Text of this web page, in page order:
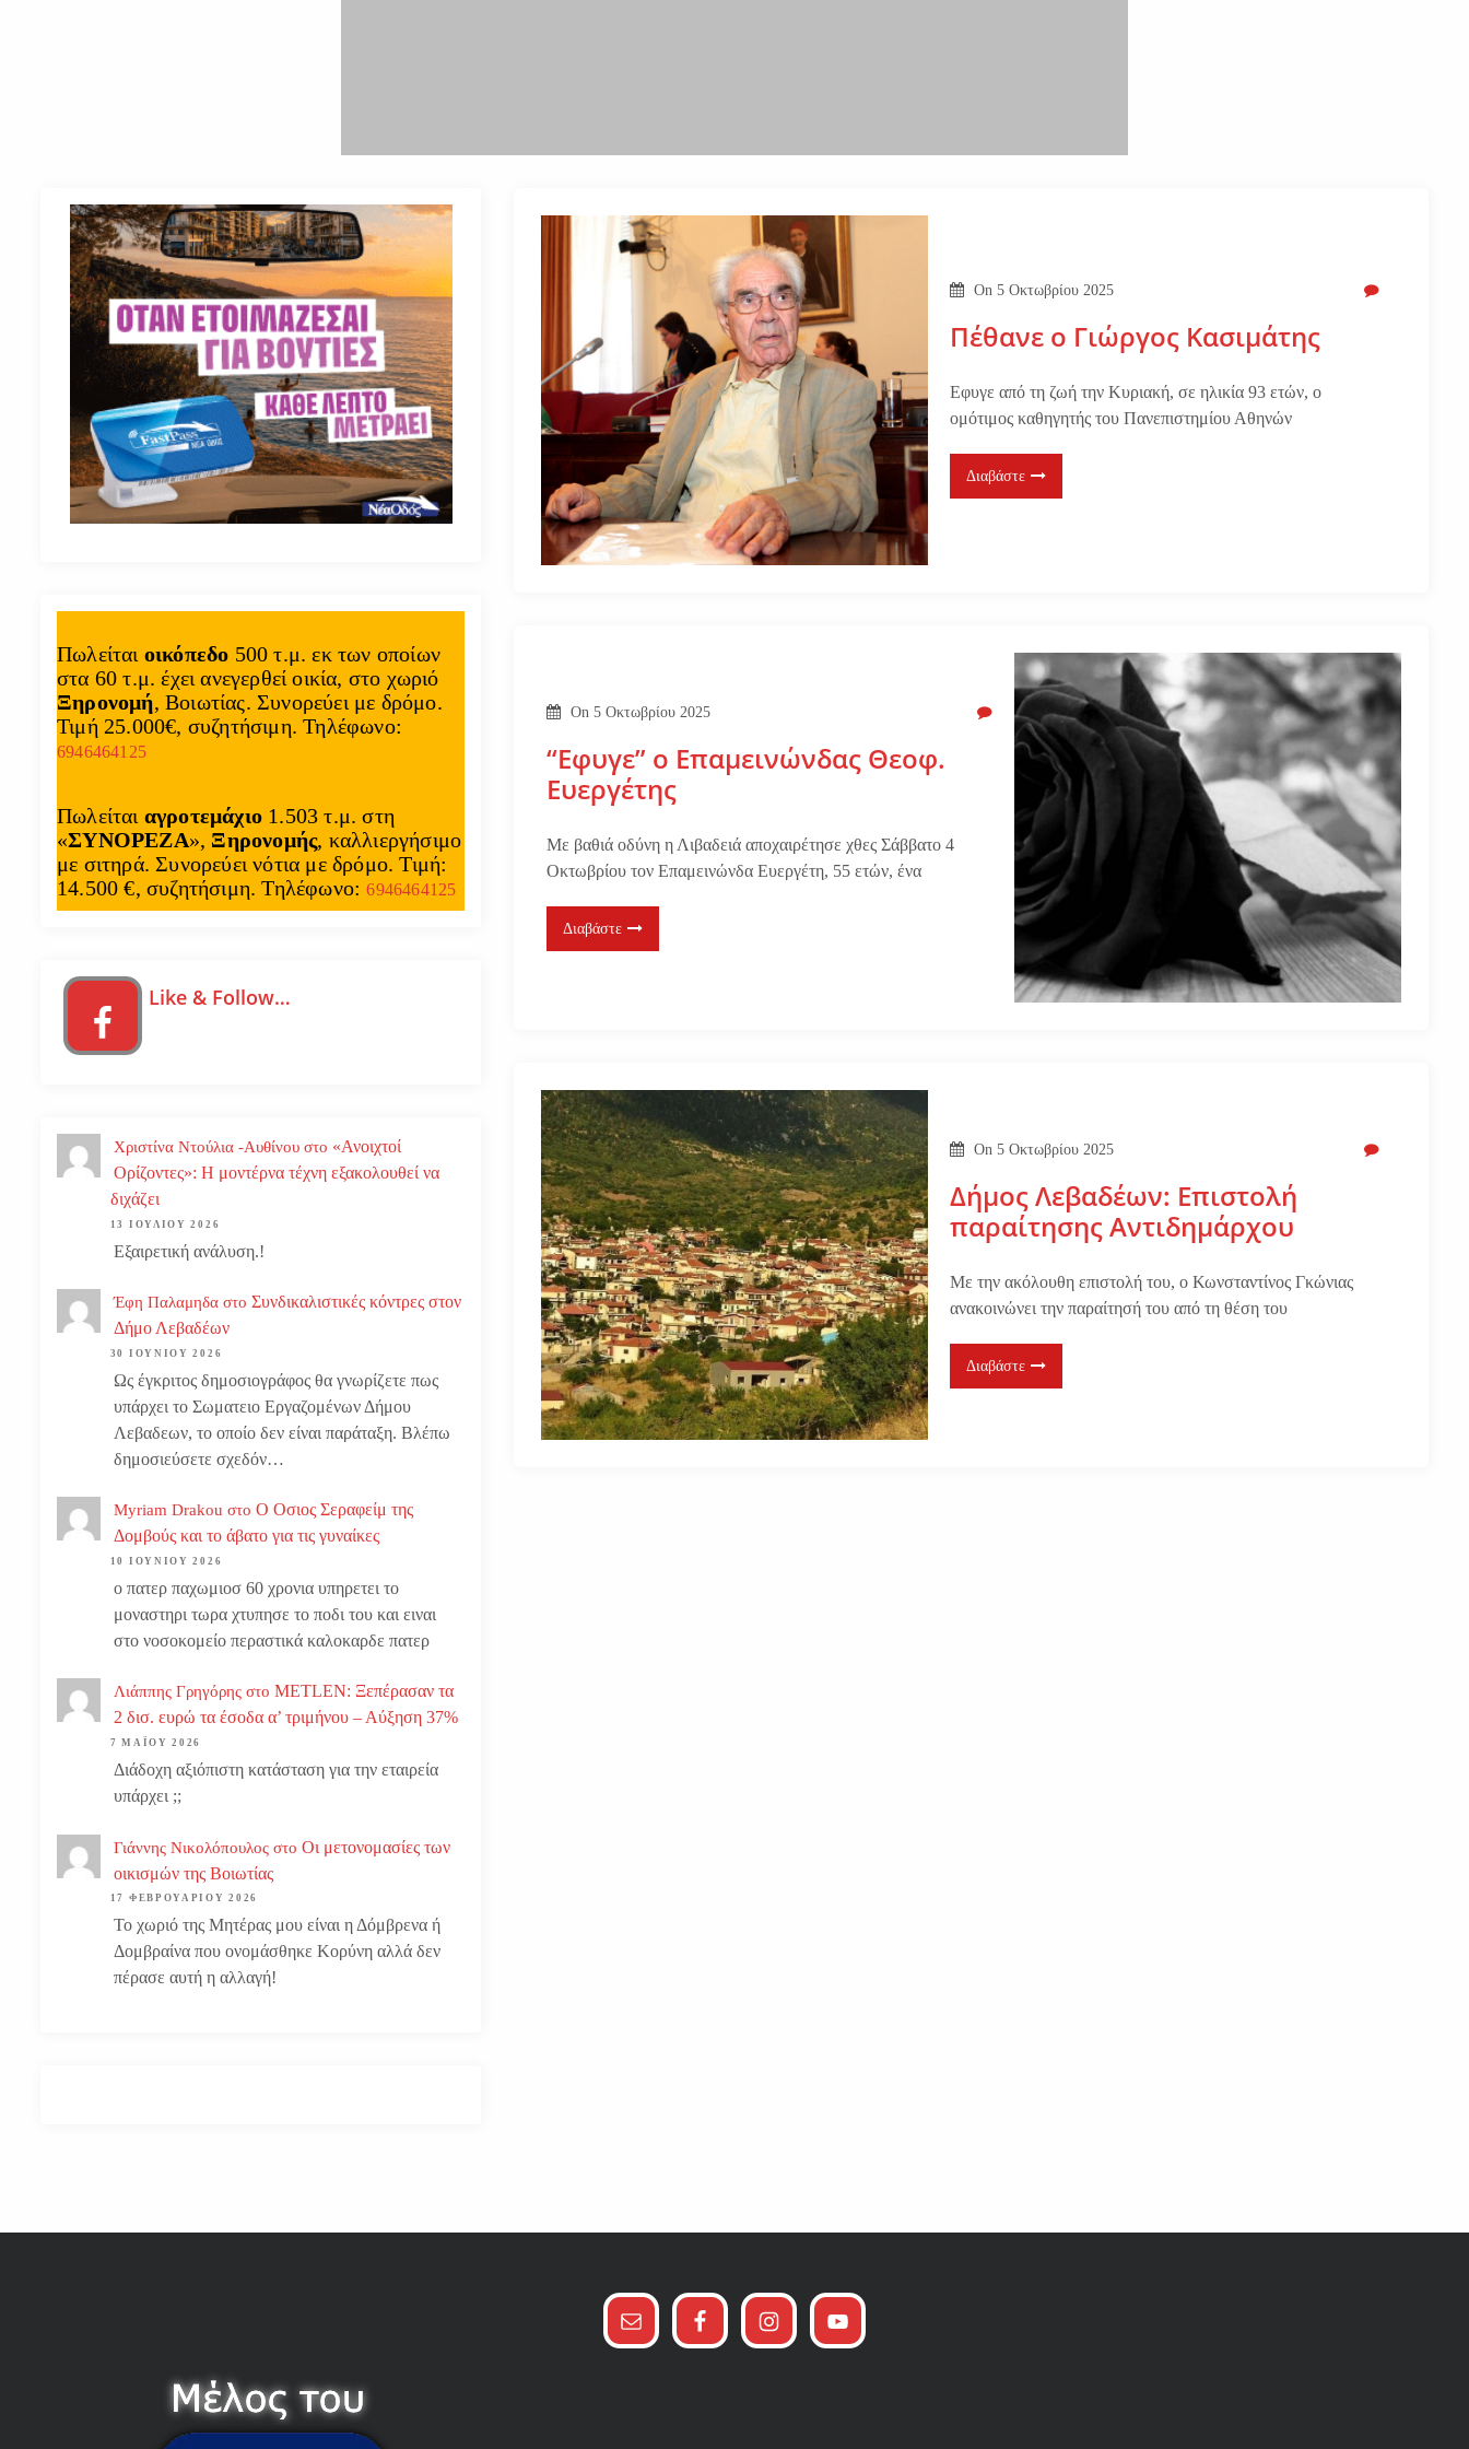
On 5 Οκτωβρίου 2025
Πέθανε ο Γιώργος Κασιμάτης
Εφυγε από τη ζωή την Κυριακή, σε ηλικία 93 ετών, ο
ομότιμος καθηγητής του Πανεπιστημίου Αθηνών
Διαβάστε
On 5 Οκτωβρίου 2025
“Εφυγε” ο Επαμεινώνδας Θεοφ.
Ευεργέτης
Με βαθιά οδύνη η Λιβαδειά αποχαιρέτησε χθες Σάββατο 4
Οκτωβρίου τον Επαμεινώνδα Ευεργέτη, 55 ετών, ένα
Διαβάστε
On 5 Οκτωβρίου 2025
Δήμος Λεβαδέων: Επιστολή
παραίτησης Αντιδημάρχου
Με την ακόλουθη επιστολή του, ο Κωνσταντίνος Γκώνιας
ανακοινώνει την παραίτησή του από τη θέση του
Διαβάστε
Πωλείται οικόπεδο 500 τ.μ. εκ των οποίων
στα 60 τ.μ. έχει ανεγερθεί οικία, στο χωριό
Ξηρονομή, Βοιωτίας. Συνορεύει με δρόμο.
Τιμή 25.000€, συζητήσιμη. Τηλέφωνο:
6946464125
Πωλείται αγροτεμάχιο 1.503 τ.μ. στη
«ΣΥΝΟΡΕΖΑ», Ξηρονομής, καλλιεργήσιμο
με σιτηρά. Συνορεύει νότια με δρόμο. Τιμή:
14.500 €, συζητήσιμη. Τηλέφωνο:6946464125
Like & Follow…
Χριστίνα Ντούλια -Αυθίνου στο «Ανοιχτοί
Ορίζοντες»: Η μοντέρνα τέχνη εξακολουθεί να
διχάζει
13 ΙΟΥΛΊΟΥ 2026
Εξαιρετική ανάλυση.!
Έφη Παλαμηδα στο Συνδικαλιστικές κόντρες στον
Δήμο Λεβαδέων
30 ΙΟΥΝΊΟΥ 2026
Ως έγκριτος δημοσιογράφος θα γνωρίζετε πως
υπάρχει το Σωματειο Εργαζομένων Δήμου
Λεβαδεων, το οποίο δεν είναι παράταξη. Βλέπω
δημοσιεύσετε σχεδόν…
Myriam Drakou στο Ο Οσιος Σεραφείμ της
Δομβούς και το άβατο για τις γυναίκες
10 ΙΟΥΝΊΟΥ 2026
ο πατερ παχωμιοσ 60 χρονια υπηρετει το
μοναστηρι τωρα χτυπησε το ποδι του και ειναι
στο νοσοκομείο περαστικά καλοκαρδε πατερ
Λιάππης Γρηγόρης στο METLEN: Ξεπέρασαν τα
2 δισ. ευρώ τα έσοδα α’ τριμήνου – Αύξηση 37%
7 ΜΑΪ́ΟΥ 2026
Διάδοχη αξιόπιστη κατάσταση για την εταιρεία
υπάρχει ;;
Γιάννης Νικολόπουλος στο Οι μετονομασίες των
οικισμών της Βοιωτίας
17 ΦΕΒΡΟΥΑΡΊΟΥ 2026
Το χωριό της Μητέρας μου είναι η Δόμβρενα ή
Δομβραίνα που ονομάσθηκε Κορύνη αλλά δεν
πέρασε αυτή η αλλαγή!